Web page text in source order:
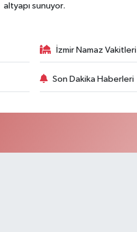
altyapı sunuyor.
İzmir Namaz Vakitleri
Son Dakika Haberleri